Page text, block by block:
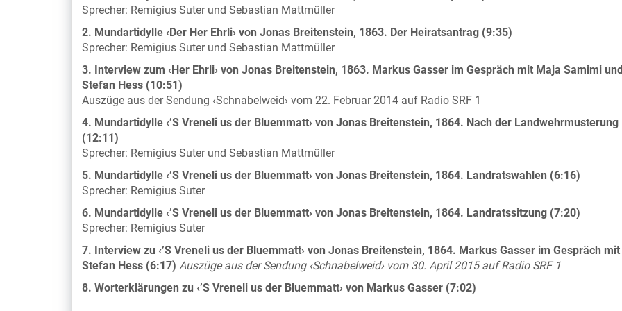
Sprecher: Remigius Suter und Sebastian Mattmüller
2. Mundartidylle ‹Der Her Ehrli› von Jonas Breitenstein, 1863. Der Heiratsantrag (9:35)
Sprecher: Remigius Suter und Sebastian Mattmüller
3. Interview zum ‹Her Ehrli› von Jonas Breitenstein, 1863. Markus Gasser im Gespräch mit Maja Samimi
Stefan Hess (10:51)
Auszüge aus der Sendung ‹Schnabelweid› vom 22. Februar 2014 auf Radio SRF 1
4. Mundartidylle ‹’S Vreneli us der Bluemmatt› von Jonas Breitenstein, 1864. Nach der Landwehrmusterung
(12:11)
Sprecher: Remigius Suter und Sebastian Mattmüller
5. Mundartidylle ‹’S Vreneli us der Bluemmatt› von Jonas Breitenstein, 1864. Landratswahlen (6:16)
Sprecher: Remigius Suter
6. Mundartidylle ‹’S Vreneli us der Bluemmatt› von Jonas Breitenstein, 1864. Landratssitzung (7:20)
Sprecher: Remigius Suter
7. Interview zu ‹’S Vreneli us der Bluemmatt› von Jonas Breitenstein, 1864. Markus Gasser im Gespräch mit
Stefan Hess (6:17) Auszüge aus der Sendung ‹Schnabelweid› vom 30. April 2015 auf Radio SRF 1
8. Worterklärungen zu ‹’S Vreneli us der Bluemmatt› von Markus Gasser (7:02)